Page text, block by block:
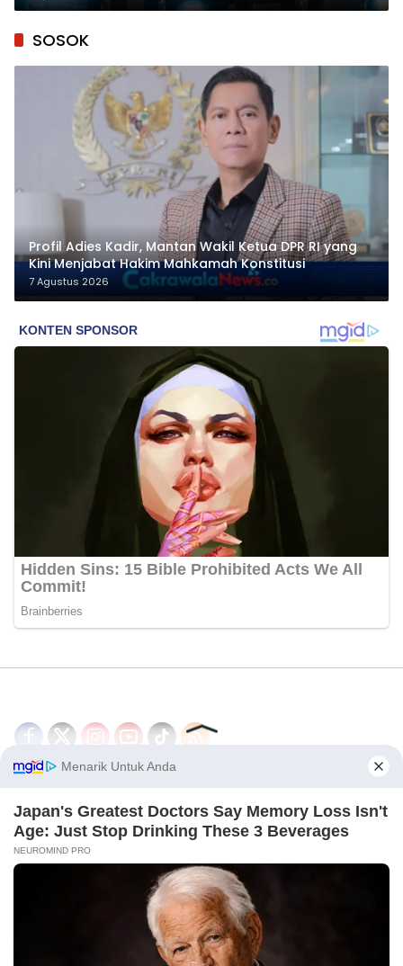
SOSOK
Profil Adies Kadir, Mantan Wakil Ketua DPR RI yang
Kini Menjabat Hakim Mahkamah Konstitusi
7 Agustus 2026
PEDOMAN MEDIA SIBER
© 2026 - CakrawalaNews.co